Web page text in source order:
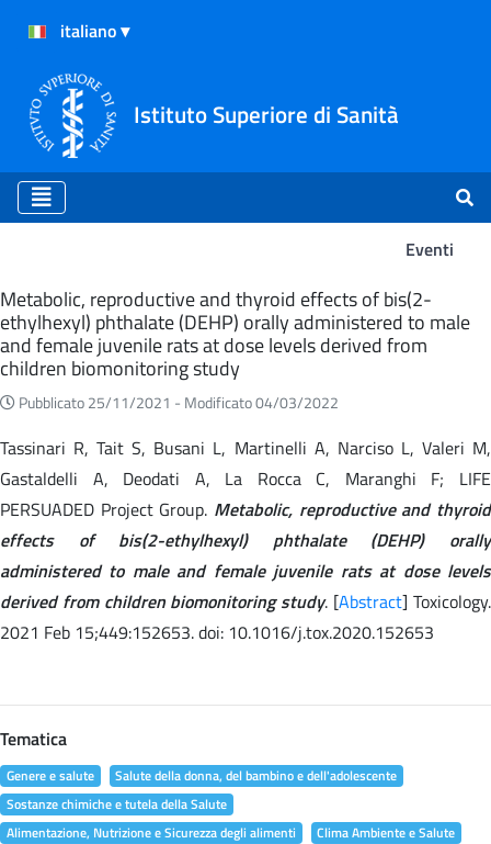
Istituto Superiore di Sanità
Eventi
Eventi
Metabolic, reproductive and thyroid effects of bis(2-
ethylhexyl) phthalate (DEHP) orally administered to male
and female juvenile rats at dose levels derived from
children biomonitoring study
Pubblicato 25/11/2021 - Modificato 04/03/2022
Tassinari R, Tait S, Busani L, Martinelli A, Narciso L, Valeri M,
Gastaldelli A, Deodati A, La Rocca C, Maranghi F; LIFE
PERSUADED Project Group. Metabolic, reproductive and thyroid
effects of bis(2-ethylhexyl) phthalate (DEHP) orally
administered to male and female juvenile rats at dose levels
derived from children biomonitoring study. [Abstract] Toxicology.
2021 Feb 15;449:152653. doi: 10.1016/j.tox.2020.152653
Tematica
Genere e salute
Salute della donna, del bambino e dell'adolescente
Sostanze chimiche e tutela della Salute
Alimentazione, Nutrizione e Sicurezza degli alimenti
Clima Ambiente e Salute